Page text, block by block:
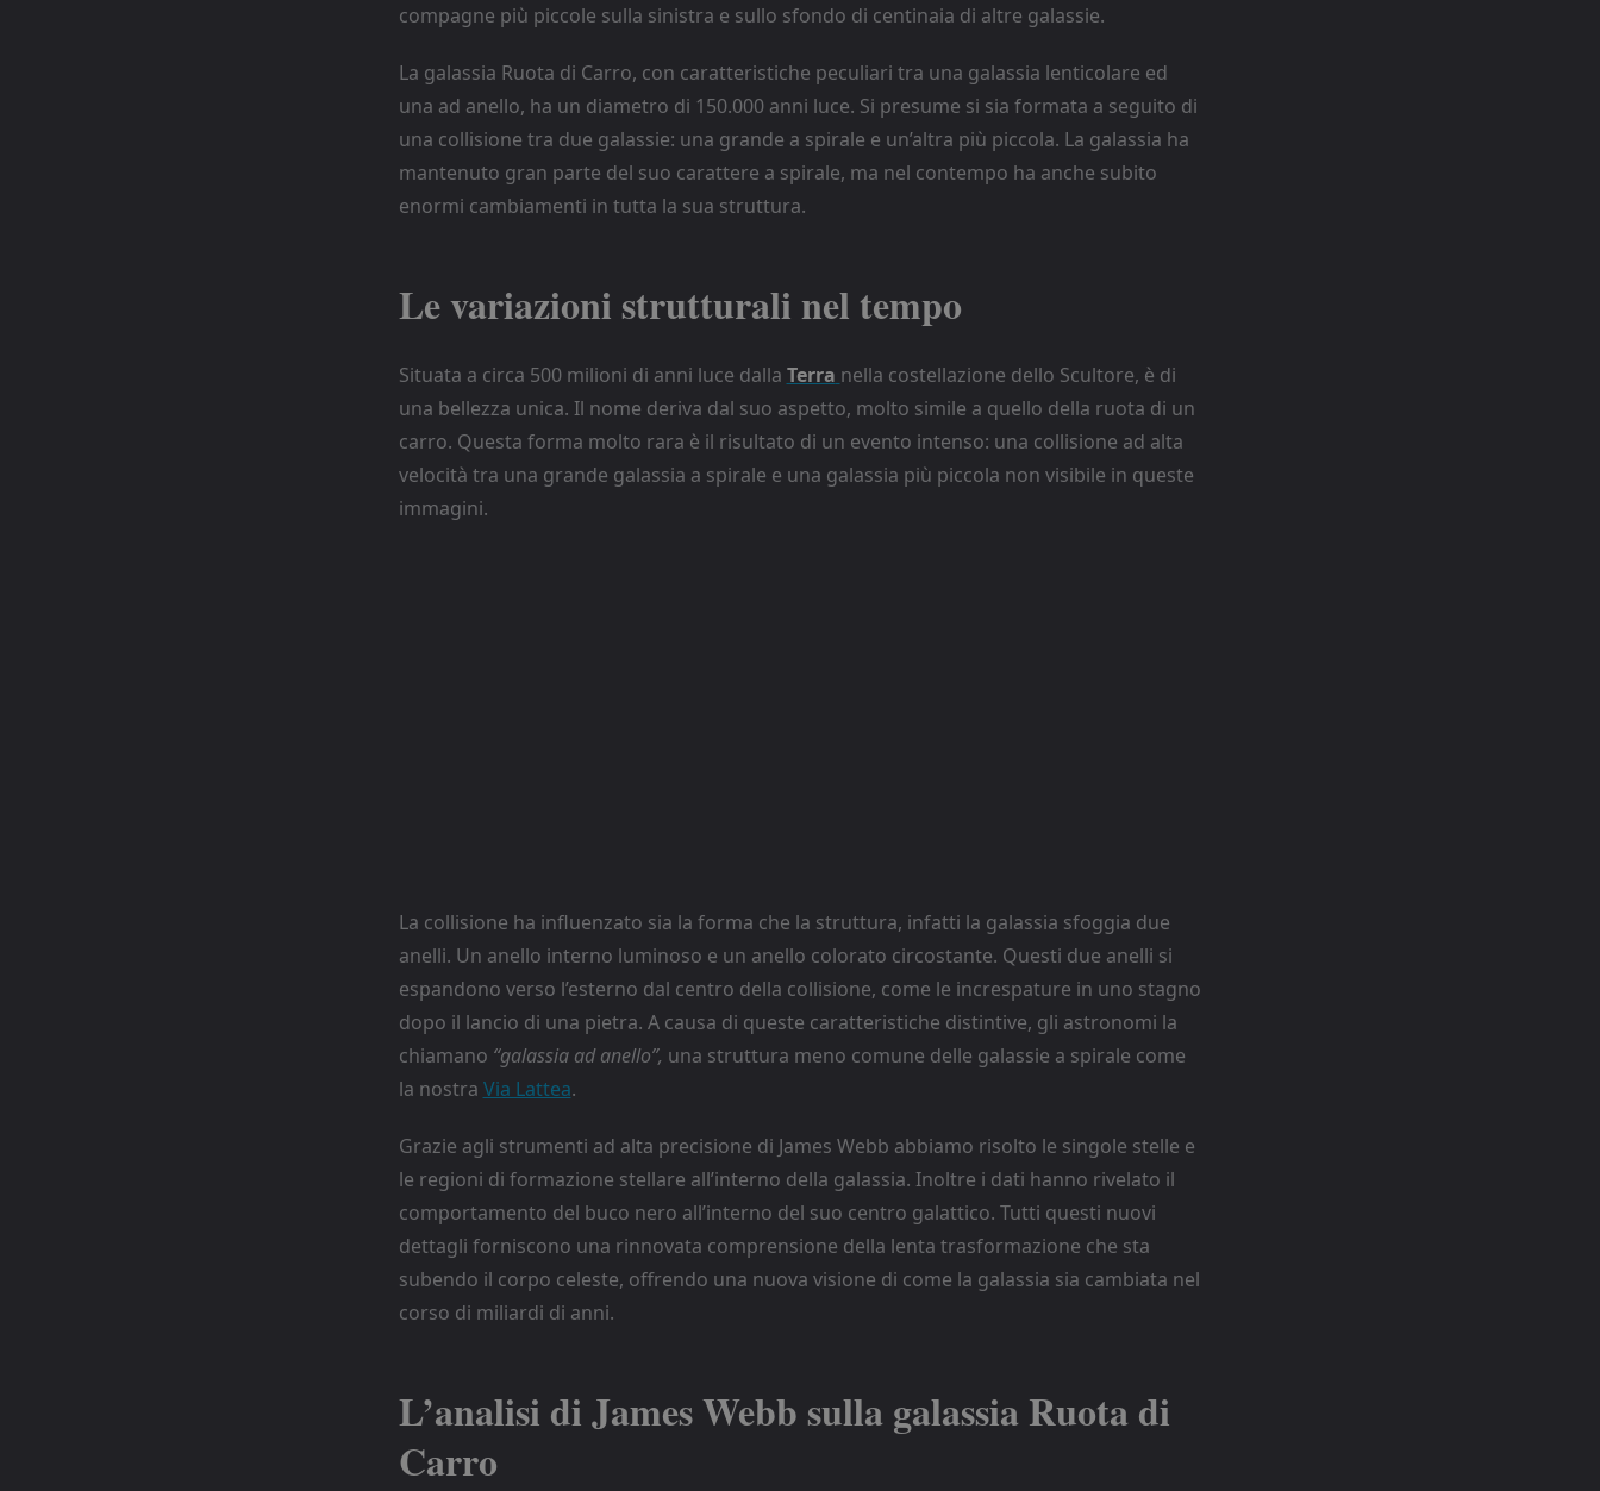
compagne più piccole sulla sinistra e sullo sfondo di centinaia di altre galassie.
La galassia Ruota di Carro, con caratteristiche peculiari tra una galassia lenticolare ed
una ad anello, ha un diametro di 150.000 anni luce. Si presume si sia formata a seguito di
una collisione tra due galassie: una grande a spirale e un’altra più piccola. La galassia ha
mantenuto gran parte del suo carattere a spirale, ma nel contempo ha anche subito
enormi cambiamenti in tutta la sua struttura.
Le variazioni strutturali nel tempo
Situata a circa 500 milioni di anni luce dalla Terra nella costellazione dello Scultore, è di
una bellezza unica. Il nome deriva dal suo aspetto, molto simile a quello della ruota di un
carro. Questa forma molto rara è il risultato di un evento intenso: una collisione ad alta
velocità tra una grande galassia a spirale e una galassia più piccola non visibile in queste
immagini.
La collisione ha influenzato sia la forma che la struttura, infatti la galassia sfoggia due
anelli. Un anello interno luminoso e un anello colorato circostante. Questi due anelli si
espandono verso l’esterno dal centro della collisione, come le increspature in uno stagno
dopo il lancio di una pietra. A causa di queste caratteristiche distintive, gli astronomi la
chiamano “galassia ad anello”, una struttura meno comune delle galassie a spirale come
la nostra Via Lattea.
Grazie agli strumenti ad alta precisione di James Webb abbiamo risolto le singole stelle e
le regioni di formazione stellare all’interno della galassia. Inoltre i dati hanno rivelato il
comportamento del buco nero all’interno del suo centro galattico. Tutti questi nuovi
dettagli forniscono una rinnovata comprensione della lenta trasformazione che sta
subendo il corpo celeste, offrendo una nuova visione di come la galassia sia cambiata nel
corso di miliardi di anni.
L’analisi di James Webb sulla galassia Ruota di
Carro